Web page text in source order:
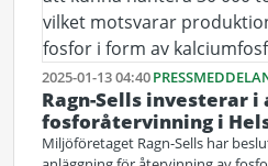
2025-01-13 04:40
Ragn-Sells investerar i
fosforåtervinning i
Miljöföretaget Ragn-Sells har